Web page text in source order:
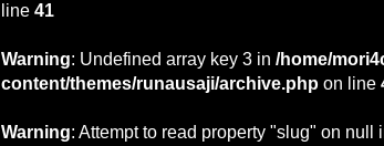
line 41
Warning: Undefined array key 3 in /home/
content/themes/runausaji/archive.php on line
Warning: Attempt to read property "slug" on null